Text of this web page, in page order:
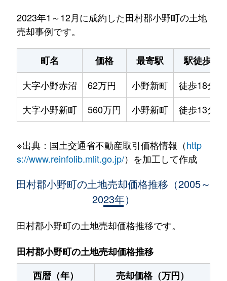
2023年1～12月に成約した田村郡小野町の土地
売却事例です。
町名 価格 最寄駅 駅徒歩
大字小野赤沼
62万円 小野新町 徒歩18分
大字小野新町
560万円 小野新町 徒歩13分
※出典：国土交通省不動産取引価格情報（http
s://www.reinfolib.mlit.go.jp/）を加工して作成
田村郡小野町の土地売却価格推移（2005～
2023年）
田村郡小野町の土地売却価格推移です。
田村郡小野町の土地売却価格推移
西暦（年）
売却価格（万円）